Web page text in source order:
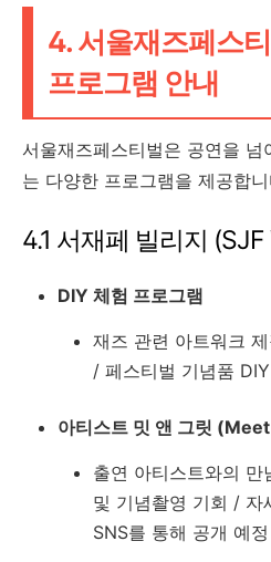
4. 서울재즈페스
프로그램 안내
서울재즈페스티벌은 공연을
는 다양한 프로그램을 제공합
4.1 서재페 빌리지 (SJF
DIY 체험 프로그램
재즈 관련 아트워크
/ 페스티벌 기념품
아티스트 밋 앤 그릿
출연 아티스트와의
및 기념촬영 기회 / 자
SNS를 통해 공개 예정